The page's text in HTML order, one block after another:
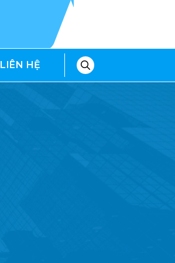
LIÊN HỆ